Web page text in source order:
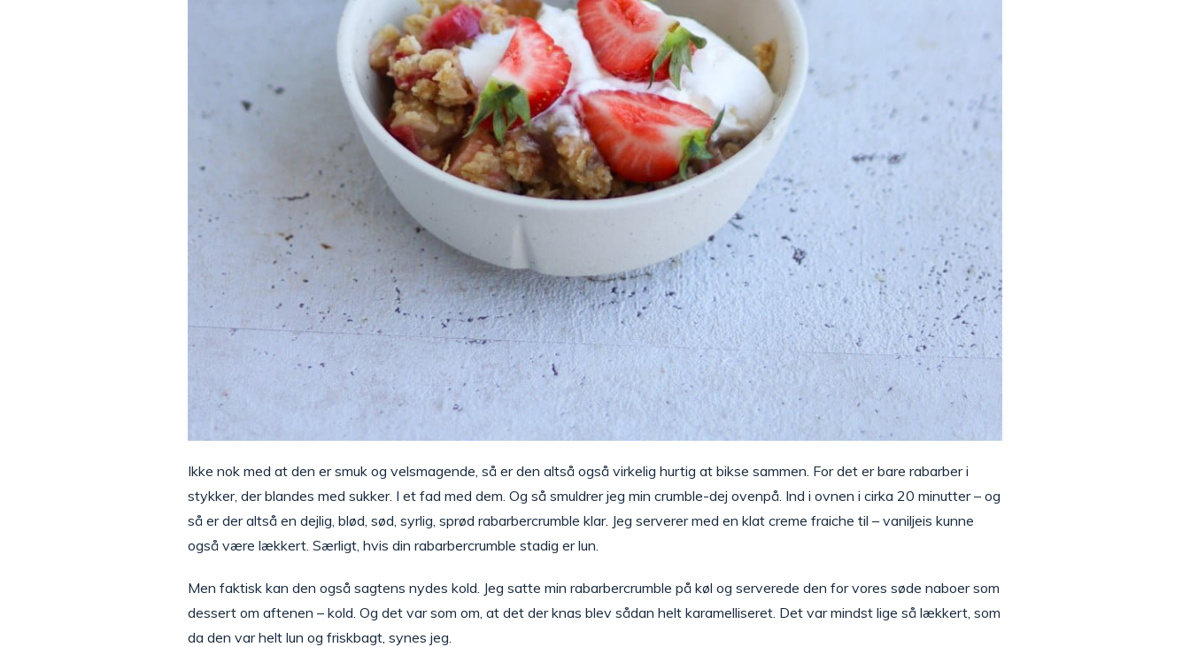
Ikke nok med at den er smuk og velsmagende, så er den altså også virkelig hurtig at bikse sammen. For det er bare rabarber i
stykker, der blandes med sukker. I et fad med dem. Og så smuldrer jeg min crumble-dej ovenpå. Ind i ovnen i cirka 20 minutter – og
så er der altså en dejlig, blød, sød, syrlig, sprød rabarbercrumble klar. Jeg serverer med en klat creme fraiche til – vaniljeis kunne
også være lækkert. Særligt, hvis din rabarbercrumble stadig er lun.
Men faktisk kan den også sagtens nydes kold. Jeg satte min rabarbercrumble på køl og serverede den for vores søde naboer som
dessert om aftenen – kold. Og det var som om, at det der knas blev sådan helt karamelliseret. Det var mindst lige så lækkert, som
da den var helt lun og friskbagt, synes jeg.